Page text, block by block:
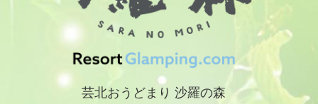
芸北おうどまり 沙羅の森